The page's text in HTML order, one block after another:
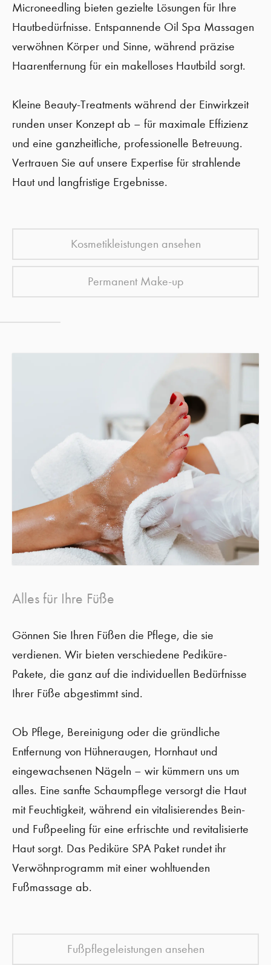
Microneedling bieten gezielte Lösungen für Ihre
Hautbedürfnisse. Entspannende Oil Spa Massagen
verwöhnen Körper und Sinne, während präzise
Haarentfernung für ein makelloses Hautbild sorgt.
Kleine Beauty-Treatments während der Einwirkzeit
runden unser Konzept ab – für maximale Effizienz
und eine ganzheitliche, professionelle Betreuung.
Vertrauen Sie auf unsere Expertise für strahlende
Haut und langfristige Ergebnisse.
Kosmetikleistungen ansehen
Permanent Make-up
Alles für Ihre Füße
Gönnen Sie Ihren Füßen die Pflege, die sie
verdienen. Wir bieten verschiedene Pediküre-
Pakete, die ganz auf die individuellen Bedürfnisse
Ihrer Füße abgestimmt sind.
Ob Pflege, Bereinigung oder die gründliche
Entfernung von Hühneraugen, Hornhaut und
eingewachsenen Nägeln – wir kümmern uns um
alles. Eine sanfte Schaumpflege versorgt die Haut
mit Feuchtigkeit, während ein vitalisierendes Bein-
und Fußpeeling für eine erfrischte und revitalisierte
Haut sorgt. Das Pediküre SPA Paket rundet ihr
Verwöhnprogramm mit einer wohltuenden
Fußmassage ab.
Fußpflegeleistungen ansehen